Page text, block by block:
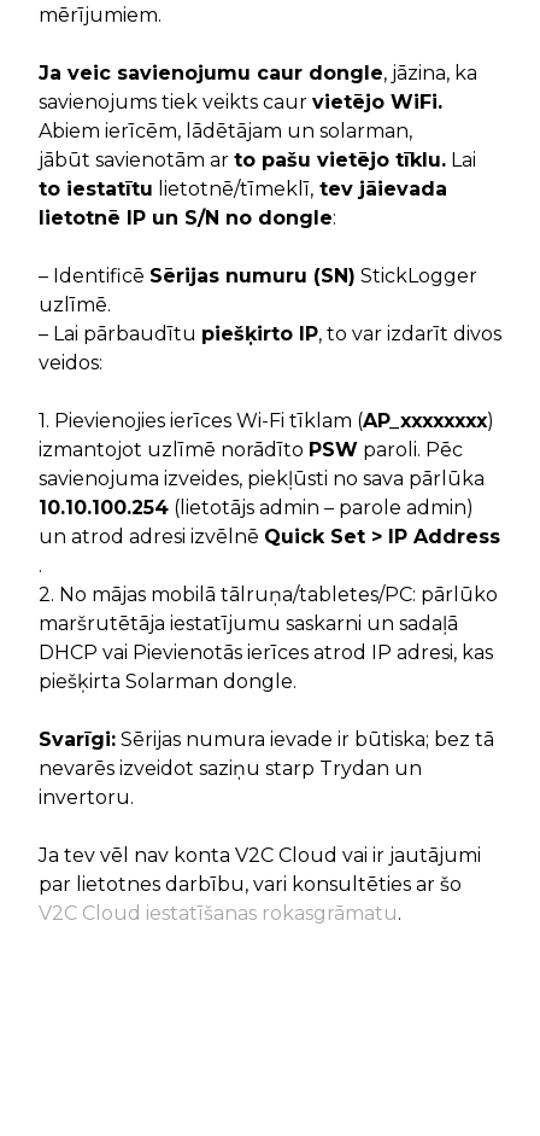
mērījumiem.
Ja veic savienojumu caur dongle, jāzina, ka
savienojums tiek veikts caur vietējo WiFi.
Abiem ierīcēm, lādētājam un solarman,
jābūt savienotām ar to pašu vietējo tīklu. Lai
to iestatītu lietotnē/tīmeklī, tev jāievada
lietotnē IP un S/N no dongle:
– Identificē Sērijas numuru (SN) StickLogger
uzlīmē.
– Lai pārbaudītu piešķirto IP, to var izdarīt divos
veidos:
1. Pievienojies ierīces Wi-Fi tīklam (AP_xxxxxxxx)
izmantojot uzlīmē norādīto PSW paroli. Pēc
savienojuma izveides, piekļūsti no sava pārlūka
10.10.100.254 (lietotājs admin – parole admin)
un atrod adresi izvēlnē Quick Set > IP Address
.
2. No mājas mobilā tālruņa/tabletes/PC: pārlūko
maršrutētāja iestatījumu saskarni un sadaļā
DHCP vai Pievienotās ierīces atrod IP adresi, kas
piešķirta Solarman dongle.
Svarīgi: Sērijas numura ievade ir būtiska; bez tā
nevarēs izveidot saziņu starp Trydan un
invertoru.
Ja tev vēl nav konta V2C Cloud vai ir jautājumi
par lietotnes darbību, vari konsultēties ar šo
V2C Cloud iestatīšanas rokasgrāmatu.